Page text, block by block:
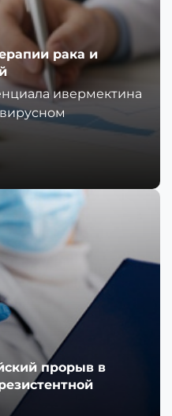
рака и
ивермектина
прорыв в